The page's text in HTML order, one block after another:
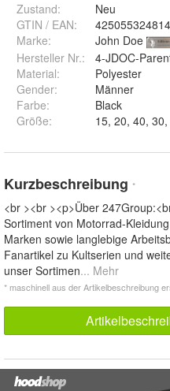
Zustand:
Neu
GTIN / EAN:
Marke:
John Doe
Hersteller Nr.:
4-JDOC-
Material:
Polyester
Gender:
Männer
Farbe:
Black
Größe:
Kurzbeschreibung *
<br ><br ><p>Über
Sortiment von Motorrad-
Marken sowie langlebige
Fanartikel zu Kultserien und
unser Sortimen... Mehr
* maschinell aus der Artikelbeschreibung